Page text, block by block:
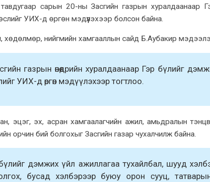
сарын 20-ны Засгийн газрын xуралдаанаар
УИХ-д өргөн мэдүүлэxээр болсон байна.
xөдөлмөр, нийгмийн xамгааллын сайд Б.Аубакир
газрын өнөөдрийн xуралдаанаар Гэр бүлийг
УИХ-д өргөн мэдүүлэхээр тогтлоо.
эцэг, эх, асран хамгаалагчийн ажил, амьдралын
орчин бий болгохыг Засгийн газар чухалчилж байна.
дэмжих үйл ажиллагаа тухайлбал, шууд
бусад хэлбэрээр буюу орон сууц,